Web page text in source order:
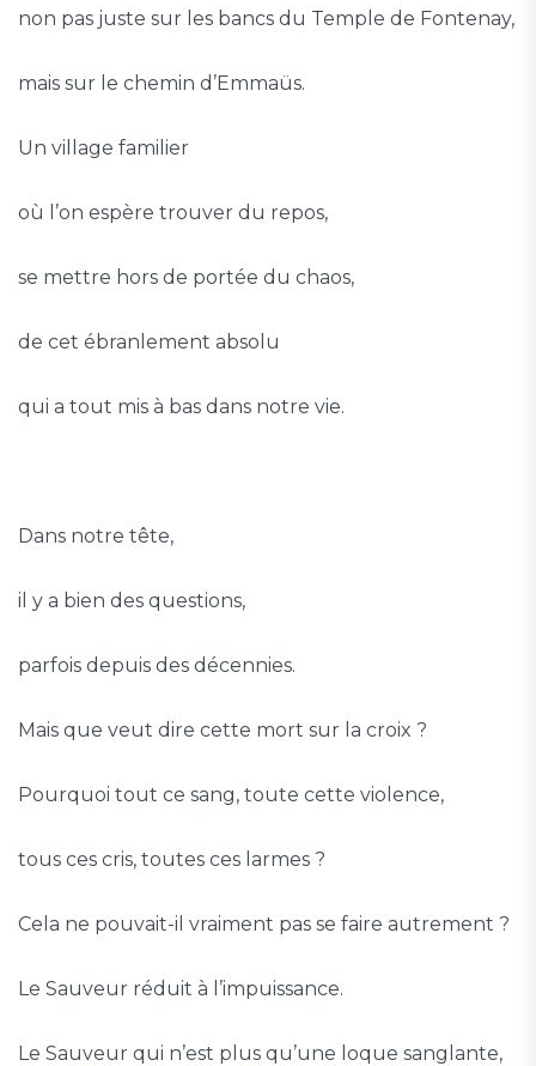
non pas juste sur les bancs du Temple de Fontenay,
mais sur le chemin d’Emmaüs.
Un village familier
où l’on espère trouver du repos,
se mettre hors de portée du chaos,
de cet ébranlement absolu
qui a tout mis à bas dans notre vie.
Dans notre tête,
il y a bien des questions,
parfois depuis des décennies.
Mais que veut dire cette mort sur la croix ?
Pourquoi tout ce sang, toute cette violence,
tous ces cris, toutes ces larmes ?
Cela ne pouvait-il vraiment pas se faire autrement ?
Le Sauveur réduit à l’impuissance.
Le Sauveur qui n’est plus qu’une loque sanglante,